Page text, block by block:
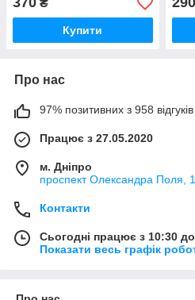
дерев'яному кіоті, тип 2
₴
Купити
Про нас
97% позитивних з 958 відгуків
Працює з 27.05.2020
м. Дніпро
проспект Олександра Поля,
Контакти
Сьогодні працює з 10:30
Показати весь графік